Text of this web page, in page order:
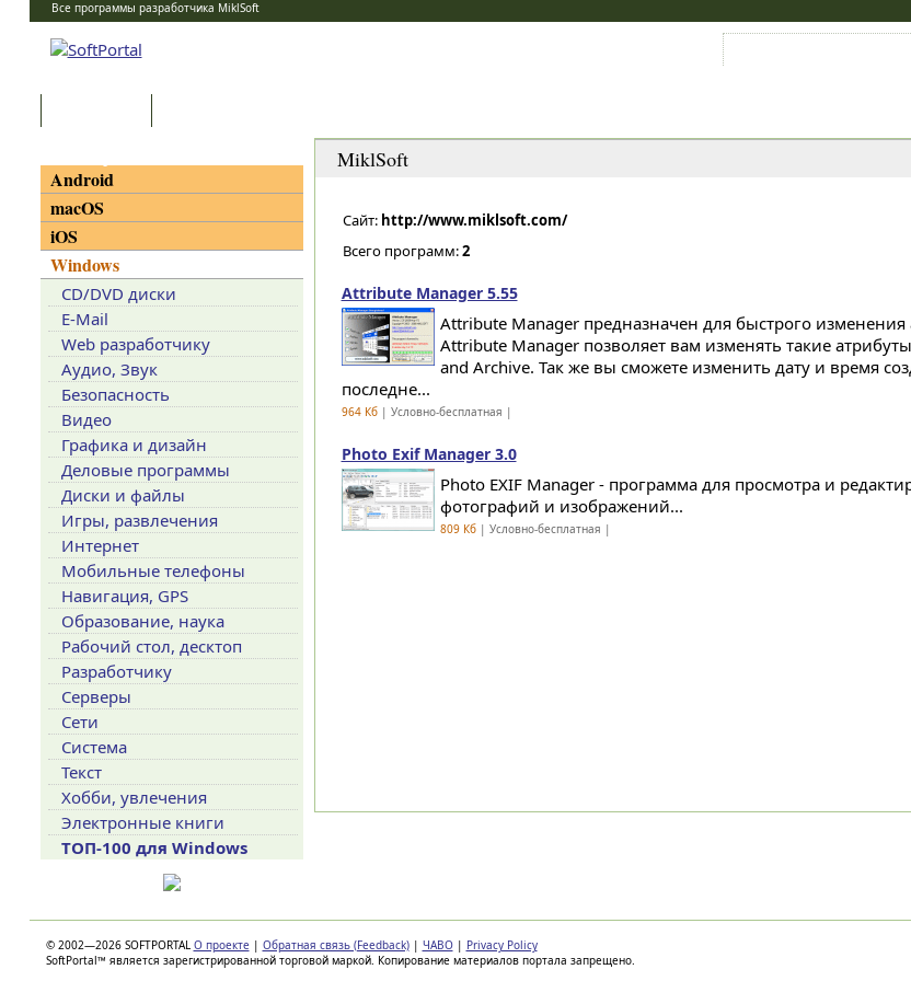
Все программы разработчика MiklSoft
MiklSoft
Сайт: http://www.miklsoft.com/
Всего программ:2
Attribute Manager 5.55
Attribute Manager предназначен для быстрого
Attribute Manager позволяет вам изменять такие
and Archive. Так же вы сможете изменить дату и время
последне...
964 Кб| Условно-бесплатная |
Photo Exif Manager 3.0
Photo EXIF Manager - программа для просмотра и
фотографий и изображений...
809 Кб| Условно-бесплатная |
Android
macOS
iOS
Windows
CD/DVD диски
E-Mail
Web разработчику
Аудио, Звук
Безопасность
Видео
Графика и дизайн
Деловые программы
Диски и файлы
Игры, развлечения
Интернет
Мобильные телефоны
Навигация, GPS
Образование, наука
Рабочий стол, десктоп
Разработчику
Серверы
Сети
Система
Текст
Хобби, увлечения
Электронные книги
ТОП-100 для Windows
© 2002—2026 SOFTPORTAL О проекте | Обратная связь (Feedback) | ЧАВО | Privacy Policy
SoftPortal™ является зарегистрированной торговой маркой. Копирование материалов портала запрещено.